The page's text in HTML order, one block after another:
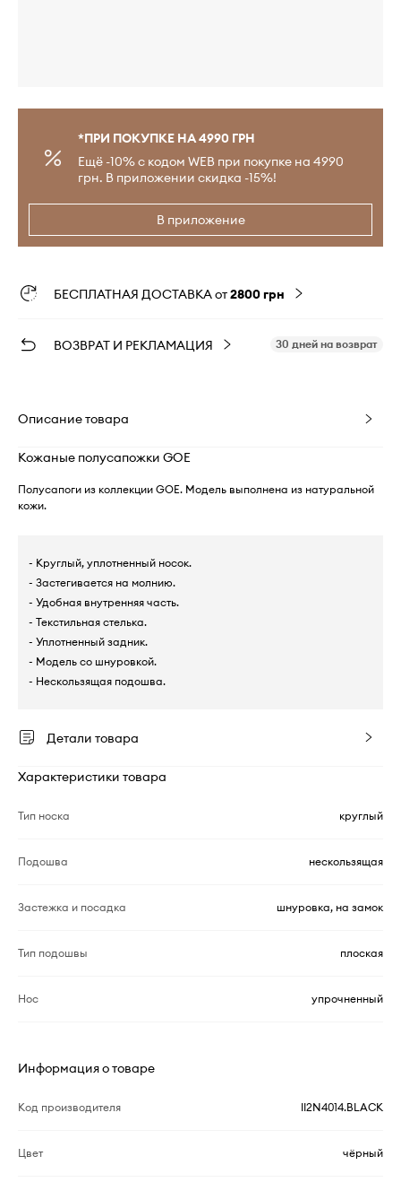
*ПРИ ПОКУПКЕ НА 4990 ГРН
Ещё -10% с кодом WEB при покупке на 4990
грн. В приложении скидка -15%!
В приложение
БЕСПЛАТНАЯ ДОСТАВКА от2800 грн
ВОЗВРАТ И РЕКЛАМАЦИЯ 30 дней на возврат
Описание товара
Кожаные полусапожки GOE
Полусапоги из коллекции GOE. Модель выполнена из натуральной
кожи.
- Круглый, уплотненный носок.
- Застегивается на молнию.
- Удобная внутренняя часть.
- Текстильная стелька.
- Уплотненный задник.
- Модель со шнуровкой.
- Нескользящая подошва.
Детали товара
Характеристики товара
Тип носка круглый
Подошва нескользящая
Застежка и посадка шнуровка, на замок
Тип подошвы плоская
Нос упрочненный
Информация о товаре
Код производителя II2N4014.BLACK
Цвет чёрный